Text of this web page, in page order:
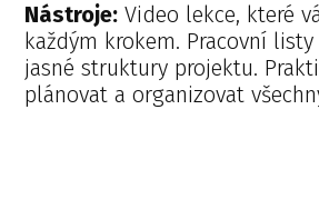
Nástroje: Video lekce, které
každým krokem. Pracovní
jasné struktury projektu.
plánovat a organizovat